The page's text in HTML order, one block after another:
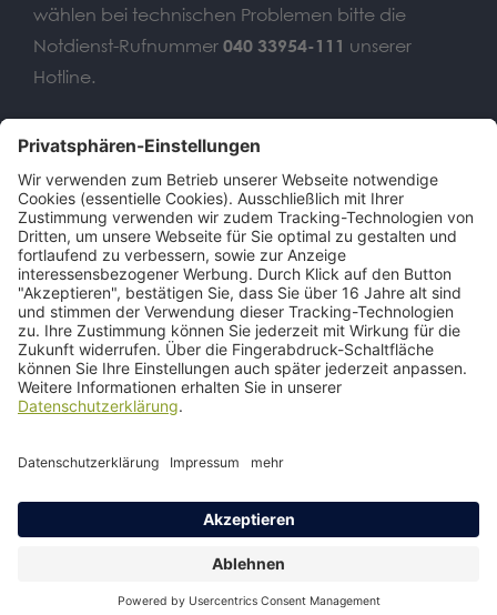
wählen bei technischen Problemen bitte die
Notdienst-Rufnummer 040 33954-111 unserer
Hotline.
Wir benötigen Ihre
Zustimmung, um den Google
Maps-Service zu laden!
Wir verwenden einen Service eines
Drittanbieters, um Karteninhalte
einzubetten. Dieser Service kann Daten
zu Ihren Aktivitäten sammeln. Bitte lesen
Sie die Details durch und stimmen Sie
der Nutzung des Service zu, um diese
Mehr Informationen
Akzeptieren
Usercentrics Consent
Management Platform
Barriere melden